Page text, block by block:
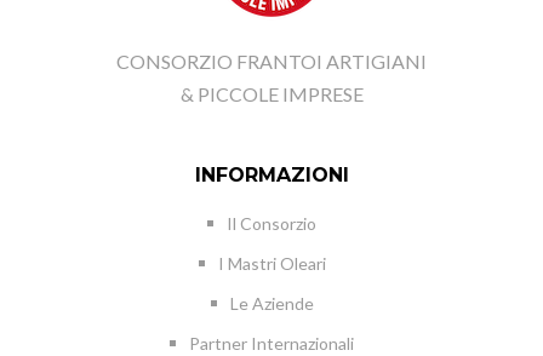
CONSORZIO FRANTOI ARTIGIANI
& PICCOLE IMPRESE
INFORMAZIONI
Il Consorzio
I Mastri Oleari
Le Aziende
Partner Internazionali